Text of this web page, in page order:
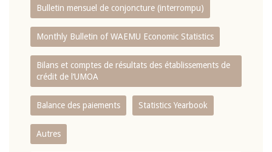
Bulletin mensuel de conjoncture (interrompu)
Monthly Bulletin of WAEMU Economic Statistics
Bilans et comptes de résultats des établissements de
crédit de l‘UMOA
Balance des paiements Statistics Yearbook
Autres